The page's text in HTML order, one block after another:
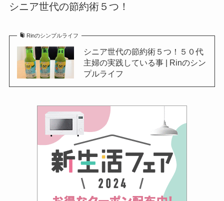
シニア世代の節約術５つ！
Rinのシンプルライフ
シニア世代の節約術５つ！５０代
主婦の実践している事 | Rinのシン
プルライフ